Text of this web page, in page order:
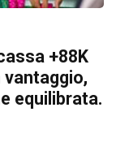
+88K
vantaggio,
equilibrata.